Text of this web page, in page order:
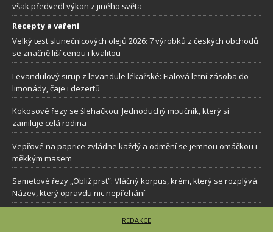
však předvedl výkon z jiného světa
Recepty a vaření
Velký test slunečnicových olejů 2026: 7 výrobků z českých obchodů
se značně liší cenou i kvalitou
Levandulový sirup z levandule lékařské: Fialová letní zásoba do
limonády, čaje i dezertů
Kokosové řezy se šlehačkou: Jednoduchý moučník, který si
zamiluje celá rodina
Vepřové na paprice zvládne každý a odmění se jemnou omáčkou i
měkkým masem
Sametové řezy „Obliž prst”: Vláčný korpus, krém, který se rozplývá.
Název, který opravdu nic nepřehání
REDAKCE